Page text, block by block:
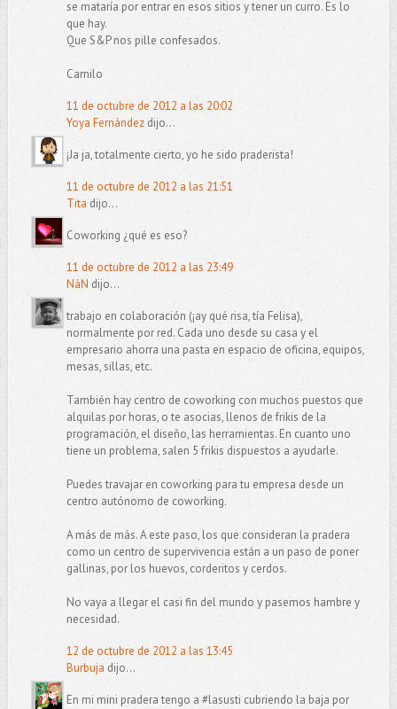
se mataría por entrar en esos sitios y tener un curro. Es lo
que hay.
Que S&P nos pille confesados.
Camilo
11 de octubre de 2012 a las 20:02
Yoya Fernándezdijo...
¡Ja ja, totalmente cierto, yo he sido praderista!
11 de octubre de 2012 a las 21:51
Tita dijo...
Coworking ¿qué es eso?
11 de octubre de 2012 a las 23:49
NáN dijo...
trabajo en colaboración (¡ay qué risa, tía Felisa),
normalmente por red. Cada uno desde su casa y el
empresario ahorra una pasta en espacio de oficina, equipos,
mesas, sillas, etc.
También hay centro de coworking con muchos puestos que
alquilas por horas, o te asocias, llenos de frikis de la
programación, el diseño, las herramientas. En cuanto uno
tiene un problema, salen 5 frikis dispuestos a ayudarle.
Puedes travajar en coworking para tu empresa desde un
centro autónomo de coworking.
A más de más. A este paso, los que consideran la pradera
como un centro de supervivencia están a un paso de poner
gallinas, por los huevos, corderitos y cerdos.
No vaya a llegar el casi fin del mundo y pasemos hambre y
necesidad.
12 de octubre de 2012 a las 13:45
Burbuja dijo...
En mi mini pradera tengo a #lasusti cubriendo la baja por